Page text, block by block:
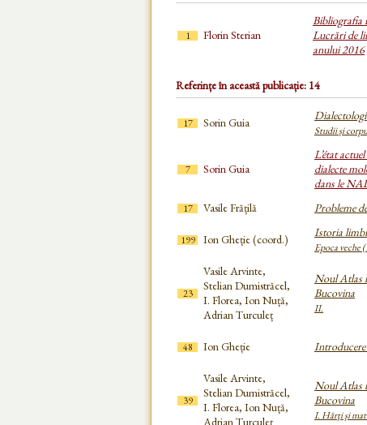
1 Florin Sterian
Bibliografia
Lucrări de
anului 2016
Referințe în această publicație: 14
17 Sorin Guia
Studii și
7 Sorin Guia
L’état
dialecte
dans le
17 Vasile Frățilă Probleme
199 Ion Gheție (coord.) Istoria
Epoca veche
23
Vasile Arvinte,
Stelian Dumistrăcel,
I. Florea, Ion Nuță,
Adrian Turculeț
Noul Atlas
Bucovina
II.
48 Ion Gheție Introducere
39
Vasile Arvinte,
Stelian Dumistrăcel,
I. Florea, Ion Nuță,
Adrian Turculeț
Noul Atlas
Bucovina
I. Hărţi şi